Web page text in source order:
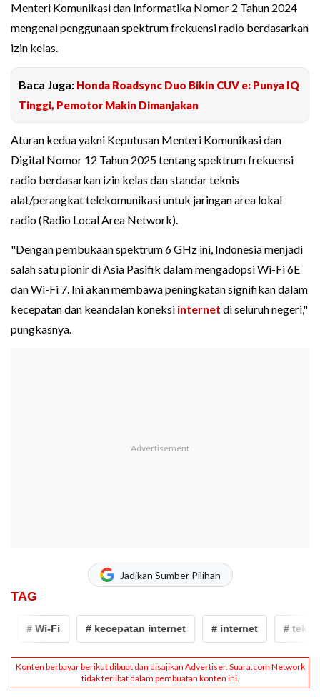
Menteri Komunikasi dan Informatika Nomor 2 Tahun 2024
mengenai penggunaan spektrum frekuensi radio berdasarkan
izin kelas.
Baca Juga: Honda Roadsync Duo Bikin CUV e: Punya IQ
Tinggi, Pemotor Makin Dimanjakan
Aturan kedua yakni Keputusan Menteri Komunikasi dan
Digital Nomor 12 Tahun 2025 tentang spektrum frekuensi
radio berdasarkan izin kelas dan standar teknis
alat/perangkat telekomunikasi untuk jaringan area lokal
radio (Radio Local Area Network).
"Dengan pembukaan spektrum 6 GHz ini, Indonesia menjadi
salah satu pionir di Asia Pasifik dalam mengadopsi Wi-Fi 6E
dan Wi-Fi 7. Ini akan membawa peningkatan signifikan dalam
kecepatan dan keandalan koneksi internet di seluruh negeri,"
pungkasnya.
Jadikan Sumber Pilihan
TAG
# Wi-Fi # kecepatan internet # internet # teknologi